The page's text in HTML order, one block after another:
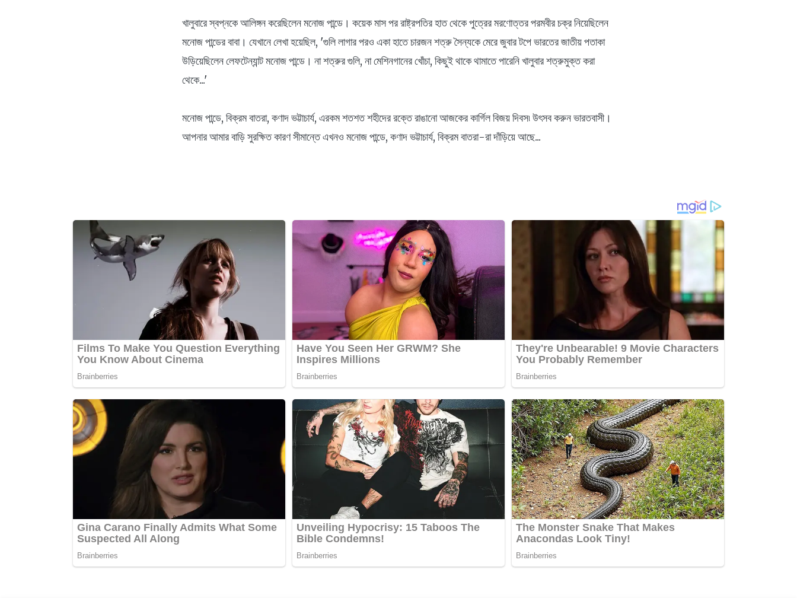
খালুবারে স্বপ্নকে আলিঙ্গন করেছিলেন মনোজ পান্ডে। কয়েক মাস পর রাষ্ট্রপতির হাত থেকে পুত্রের মরণোত্তর পরমবীর চক্র নিয়েছিলেন
মনোজ পান্ডের বাবা। যেখানে লেখা হয়েছিল, 'গুলি লাগার পরও একা হাতে চারজন শত্রু সৈন্যকে মেরে জুবার টপে ভারতের জাতীয় পতাকা
উড়িয়েছিলেন লেফটেন্যান্ট মনোজ পান্ডে। না শত্রুর গুলি, না মেশিনগানের খোঁচা, কিছুই থাকে থামাতে পারেনি খালুবার শত্রুমুক্ত করা
থেকে...'
মনোজ পান্ডে, বিক্রম বাতরা, কণাদ ভট্টাচার্য, এরকম শতশত শহীদের রক্তে রাঙানো আজকের কার্গিল বিজয় দিবস৷ উৎসব করুন ভারতবাসী।
আপনার আমার বাড়ি সুরক্ষিত কারণ সীমান্তে এখনও মনোজ পান্ডে, কণাদ ভট্টাচার্য, বিক্রম বাতরা-রা দাঁড়িয়ে আছে...